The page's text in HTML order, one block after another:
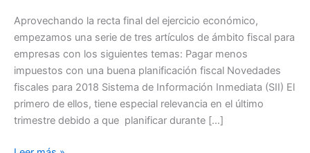
Aprovechando la recta final del ejercicio económico,
empezamos una serie de tres artículos de ámbito fiscal para
empresas con los siguientes temas: Pagar menos
impuestos con una buena planificación fiscal Novedades
fiscales para 2018 Sistema de Información Inmediata (SII) El
primero de ellos, tiene especial relevancia en el último
trimestre debido a que planificar durante […]